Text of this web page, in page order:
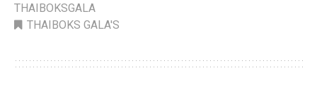
THAIBOKSGALA
THAIBOKS GALA'S